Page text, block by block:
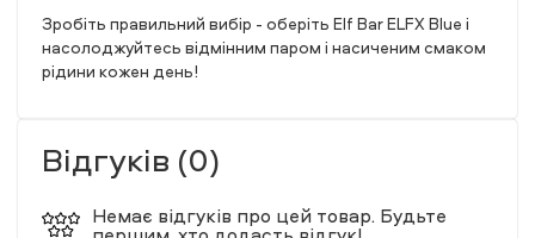
Зробіть правильний вибір - оберіть Elf Bar ELFX Blue і
насолоджуйтесь відмінним паром і насиченим смаком
рідини кожен день!
Відгуків (0)
Немає відгуків про цей товар. Будьте